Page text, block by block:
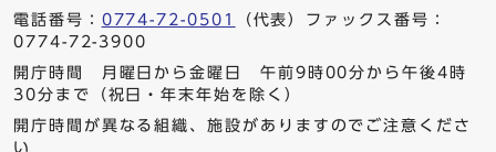
電話番号： 0774-72-0501
（代表）ファックス番号：
0774-72-3900
開庁時間 月曜日から金曜日 午前9時00分から午後4時
30分まで（祝日・年末年始を除く）
開庁時間が異なる組織、施設がありますのでご注意くださ
い